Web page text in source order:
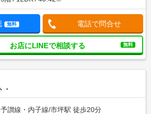
無料 電話で問合せ
お店にLINEで相談する 無料
・
予讃線・内子線/市坪駅 徒歩20分